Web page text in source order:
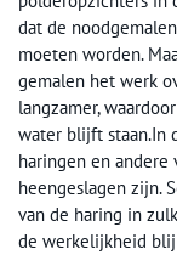
dat de
moeten worden.
gemalen het werk
langzamer,
water blijft staan.In
haringen en andere
heengeslagen zijn.
van de haring in
de werkelijkheid